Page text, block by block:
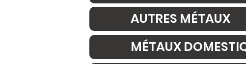
AUTRES MÉTAUX
MÉTAUX